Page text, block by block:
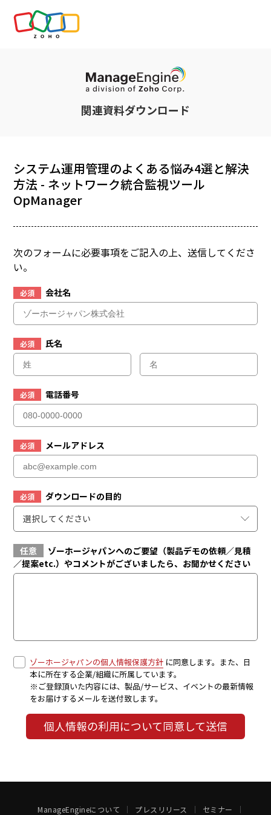
関連資料ダウンロード
システム運用管理のよくある悩み4選と解決
方法 - ネットワーク統合監視ツール
OpManager
次のフォームに必要事項をご記入の上、送信してくださ
い。
必須 会社名
必須 氏名
必須 電話番号
必須 メールアドレス
必須
ダウンロードの目的
選択してください
任意
ゾーホージャパンへのご要望（製品デモの依頼／見積
／提案etc.）やコメントがございましたら、お聞かせください
ゾーホージャパンの個人情報保護方針 に同意します。また、日
本に所在する企業/組織に所属しています。
※ご登録頂いた内容には、製品/サービス、イベントの最新情報
をお届けするメールを送付致します。
個人情報の利用について同意して送信
ManageEngineについて プレスリリース セミナー